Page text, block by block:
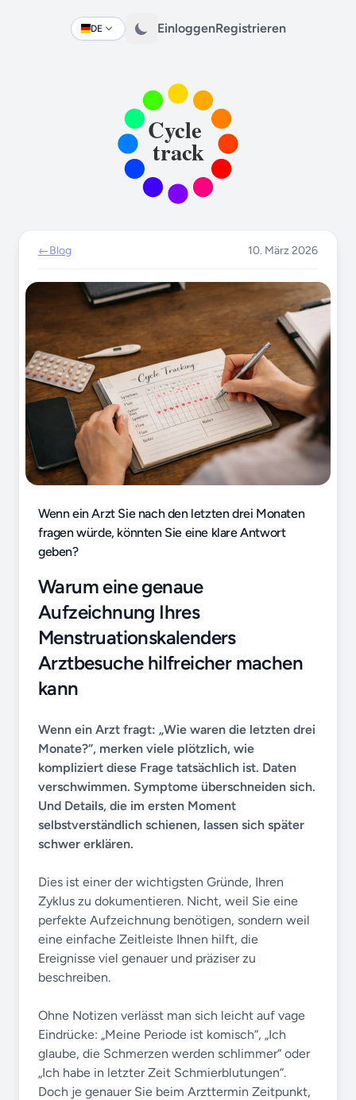
DE
Change language EinloggenRegistrieren
←Blog 10. März 2026
Wenn ein Arzt Sie nach den letzten drei Monaten
fragen würde, könnten Sie eine klare Antwort
geben?
Warum eine genaue
Aufzeichnung Ihres
Menstruationskalenders
Arztbesuche hilfreicher machen
kann
Wenn ein Arzt fragt: „Wie waren die letzten drei
Monate?“, merken viele plötzlich, wie
kompliziert diese Frage tatsächlich ist. Daten
verschwimmen. Symptome überschneiden sich.
Und Details, die im ersten Moment
selbstverständlich schienen, lassen sich später
schwer erklären.
Dies ist einer der wichtigsten Gründe, Ihren
Zyklus zu dokumentieren. Nicht, weil Sie eine
perfekte Aufzeichnung benötigen, sondern weil
eine einfache Zeitleiste Ihnen hilft, die
Ereignisse viel genauer und präziser zu
beschreiben.
Ohne Notizen verlässt man sich leicht auf vage
Eindrücke: „Meine Periode ist komisch“, „Ich
glaube, die Schmerzen werden schlimmer“ oder
„Ich habe in letzter Zeit Schmierblutungen“.
Doch je genauer Sie beim Arzttermin Zeitpunkt,